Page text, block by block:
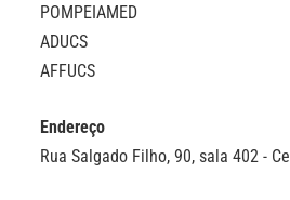
POMPEIAMED
ADUCS
AFFUCS
Endereço
Rua Salgado Filho, 90, sala 402 -